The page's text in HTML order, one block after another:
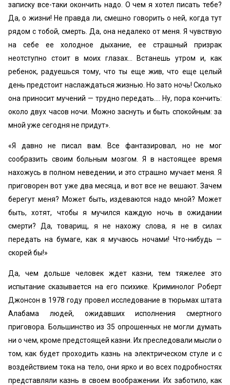
записку все-таки окончить надо. О чем я хотел писать тебе?
Да, о жизни! Не правда ли, смешно говорить о ней, когда тут
рядом с тобой, смерть. Да, она недалеко от меня. Я чувствую
на себе ее холодное дыхание, ее страшный призрак
неотступно стоит в моих глазах… Встанешь утром и, как
ребенок, радуешься тому, что ты еще жив, что еще целый
день предстоит наслаждаться жизнью. Но зато ночь! Сколько
она приносит мучений — трудно передать…. Ну, пора кончить:
около двух часов ночи. Можно заснуть и быть спокойным: за
мной уже сегодня не придут».
«Я давно не писал вам. Все фантазировал, но не мог
сообразить своим больным мозгом. Я в настоящее время
нахожусь в полном неведении, и это страшно мучает меня. Я
приговорен вот уже два месяца, и вот все не вешают. Зачем
берегут меня? Может быть, издеваются надо мной? Может
быть, хотят, чтобы я мучился каждую ночь в ожидании
смерти? Да, товарищ, я не нахожу слова, я не в силах
передать на бумаге, как я мучаюсь ночами! Что-нибудь —
скорей бы!»
Да, чем дольше человек ждет казни, тем тяжелее это
испытание сказывается на его психике. Криминолог Роберт
Джонсон в 1978 году провел исследование в тюрьмах штата
Алабама людей, ожидавших исполнения смертного
приговора. Большинство из 35 опрошенных не могли думать
ни о чем, кроме предстоящей казни. Их преследовали мысли о
том, как будет проходить казнь на электрическом стуле и с
воздействием тока на тело, они ярко и во всех подробностях
представляли казнь в своем воображении. Их заботило, как